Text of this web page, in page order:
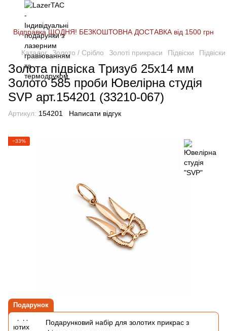
Відправка ЩОДНЯ! БЕЗКОШТОВНА ДОСТАВКА від 1500 грн
Каталог Золото / Срібло Золоті прикраси Підвіски
Золота підвіска Тризуб 25х14 мм
Золото 585 проби Ювелірна студія
SVP арт.154201 (33210-067)
Артикул: 154201 Написати відгук
−33%
Подарунок
Подарунковий набір для золотих прикрас з